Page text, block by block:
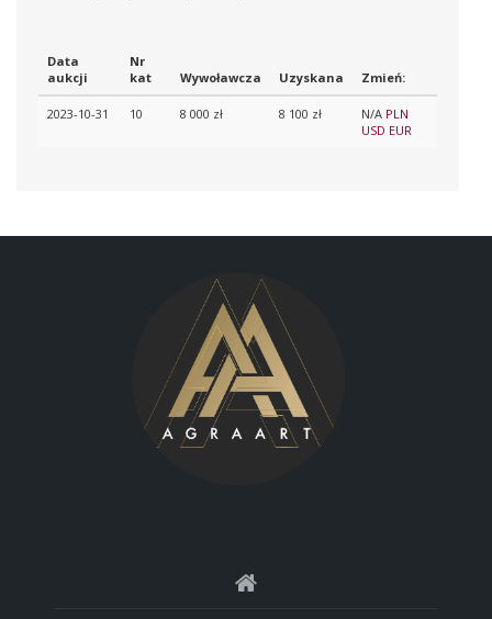
Data
aukcji
Nr
kat
Wywoławcza Uzyskana Zmień:
2023-10-31 10 8 000 zł 8 100 zł N/A PLN
USD EUR